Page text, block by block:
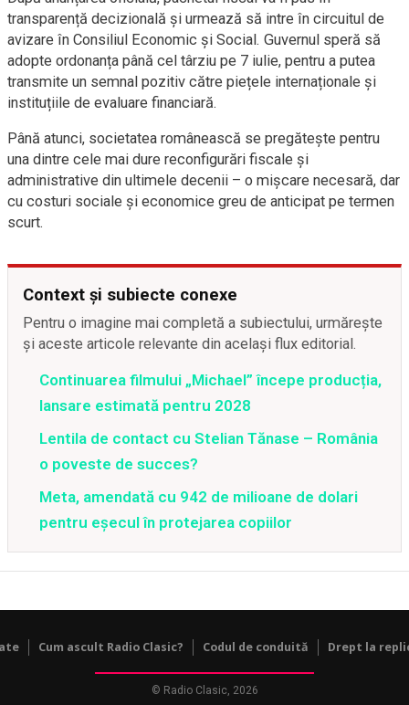
transparență decizională și urmează să intre în circuitul de
avizare în Consiliul Economic și Social. Guvernul speră să
adopte ordonanța până cel târziu pe 7 iulie, pentru a putea
transmite un semnal pozitiv către piețele internaționale și
instituțiile de evaluare financiară.
Până atunci, societatea românească se pregătește pentru
una dintre cele mai dure reconfigurări fiscale și
administrative din ultimele decenii – o mișcare necesară, dar
cu costuri sociale și economice greu de anticipat pe termen
scurt.
Context și subiecte conexe
Pentru o imagine mai completă a subiectului, urmărește
și aceste articole relevante din același flux editorial.
Continuarea filmului „Michael” începe producția,
lansare estimată pentru 2028
Lentila de contact cu Stelian Tănase – România
o poveste de succes?
Meta, amendată cu 942 de milioane de dolari
pentru eșecul în protejarea copiilor
Cum ascult Radio Clasic? Codul de conduită Drept la
© Radio Clasic, 2026